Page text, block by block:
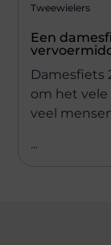
Tweewielers
Een
Damesfiets
om het vele
veel
...